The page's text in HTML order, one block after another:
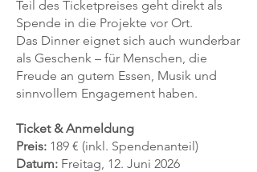
Teil des Ticketpreises geht direkt als
Spende in die Projekte vor Ort.
Das Dinner eignet sich auch wunderbar
als Geschenk – für Menschen, die
Freude an gutem Essen, Musik und
sinnvollem Engagement haben.
Ticket & Anmeldung
Preis: 189 € (inkl. Spendenanteil)
Datum: Freitag, 12. Juni 2026